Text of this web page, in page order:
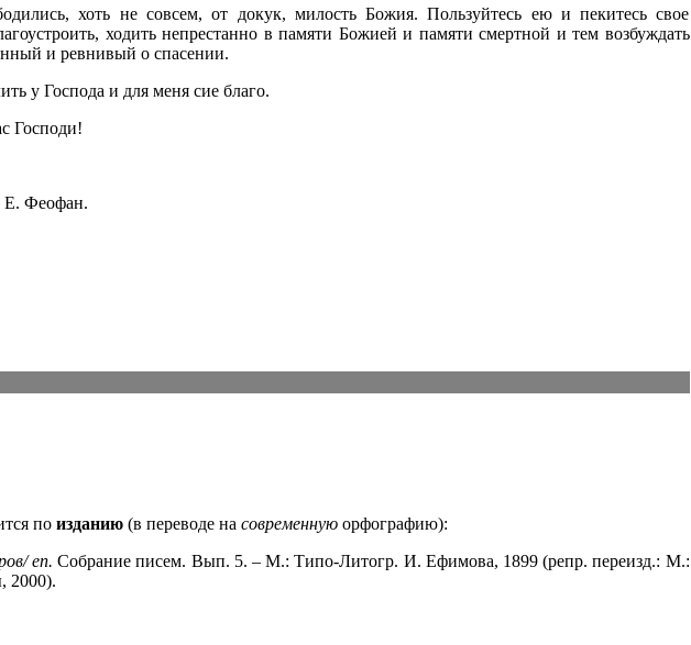
хоть не совсем, от докук, милость Божия. Пользуйтесь ею и пекитесь свое
ходить непрестанно в памяти Божией и памяти смертной и тем возбуждать
и ревнивый о спасении.
у Господа и для меня сие благо.
Господи!
Е. Феофан.
по изданию(в переводе на современнуюорфографию):
еп. Собрание писем. Вып. 5. – М.: Типо-Литогр. И. Ефимова, 1899 (репр. переизд.: М.:
2000).